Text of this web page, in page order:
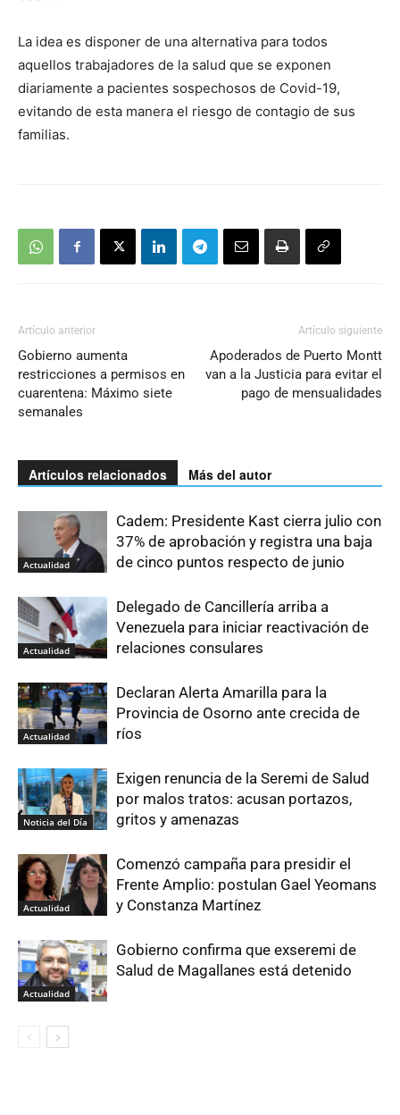
La idea es disponer de una alternativa para todos
aquellos trabajadores de la salud que se exponen
diariamente a pacientes sospechosos de Covid-19,
evitando de esta manera el riesgo de contagio de sus
familias.
Artículo anterior
Gobierno aumenta
restricciones a permisos en
cuarentena: Máximo siete
semanales
Artículo siguiente
Apoderados de Puerto Montt
van a la Justicia para evitar el
pago de mensualidades
Artículos relacionados Más del autor
Actualidad
Cadem: Presidente Kast cierra julio con
37% de aprobación y registra una baja
de cinco puntos respecto de junio
Actualidad
Delegado de Cancillería arriba a
Venezuela para iniciar reactivación de
relaciones consulares
Actualidad
Declaran Alerta Amarilla para la
Provincia de Osorno ante crecida de
ríos
Noticia del Día
Exigen renuncia de la Seremi de Salud
por malos tratos: acusan portazos,
gritos y amenazas
Actualidad
Comenzó campaña para presidir el
Frente Amplio: postulan Gael Yeomans
y Constanza Martínez
Actualidad
Gobierno confirma que exseremi de
Salud de Magallanes está detenido